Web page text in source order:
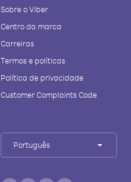
Sobre o Viber
Centro da marca
Carreiras
Termos e políticas
Política de privacidade
Customer Complaints Code
Português